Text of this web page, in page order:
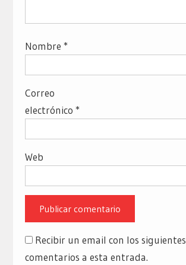
Nombre *
Correo
electrónico *
Web
Recibir un email con los siguientes
comentarios a esta entrada.